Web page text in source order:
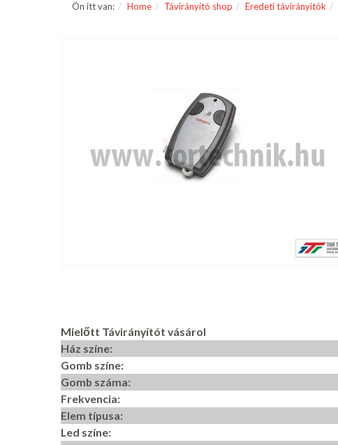
Ön itt van: Home Távirányító shop Eredeti távirányítók
Mielőtt Távirányítót vásárol
Ház színe:
Gomb színe:
Gomb száma:
Frekvencia:
Elem típusa:
Led színe: